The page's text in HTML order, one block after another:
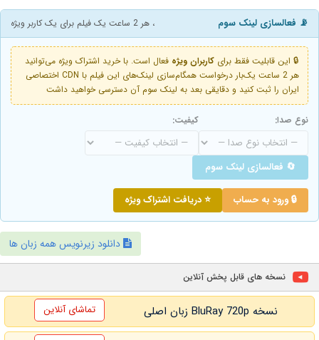
📡 فعالسازی لینک سوم ، هر 2 ساعت یک فیلم برای یک کاربر ویژه
🔒 این قابلیت فقط برای کاربران ویژه فعال است. با خرید اشتراک ویژه می‌توانید
هر 2 ساعت یک‌بار درخواست همگام‌سازی لینک‌های این فیلم با CDN اختصاصی
ایران را ثبت کنید و دقایقی بعد به لینک سوم آن دسترسی خواهید داشت
نوع صدا: کیفیت:
🔄 فعالسازی لینک سوم
🔒 ورود به حساب ⭐ دریافت اشتراک ویژه
دانلود زیرنویس همه زبان ها
نسخه های قابل پخش آنلاین
نسخه BluRay 720p زبان اصلی تماشای آنلاین